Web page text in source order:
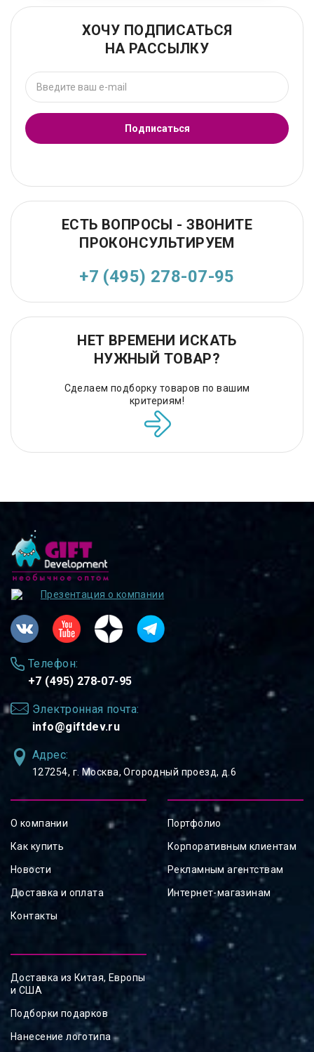
ХОЧУ ПОДПИСАТЬСЯ
НА РАССЫЛКУ
Подписаться
ЕСТЬ ВОПРОСЫ - ЗВОНИТЕ
ПРОКОНСУЛЬТИРУЕМ
+7 (495) 278-07-95
НЕТ ВРЕМЕНИ ИСКАТЬ
НУЖНЫЙ ТОВАР?
Сделаем подборку товаров по вашим
критериям!
Презентация о компании
Телефон:
+7 (495) 278-07-95
Электронная почта:
info@giftdev.ru
Адрес:
127254, ⁠г. Москва, Огородный проезд, д.6
О компании
Как купить
Новости
Доставка и оплата
Контакты
Портфолио
Корпоративным клиентам
Рекламным агентствам
Интернет-магазинам
Доставка из Китая, Европы
и США
Подборки подарков
Нанесение логотипа